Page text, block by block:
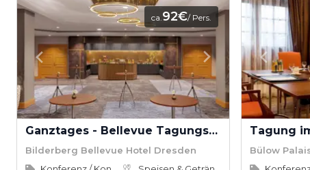
ca.92€/ Pers.
Ganztages - Bellevue Tagungspauschale Bilderberg Bellevue Hotel
Bilderberg Bellevue Hotel Dresden
Bülow